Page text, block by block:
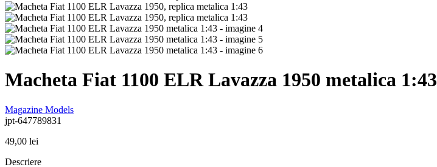
Macheta Fiat 1100 ELR Lavazza 1950 metalica 1:43
Magazine Models
jpt-647789831
49,00 lei
Descriere